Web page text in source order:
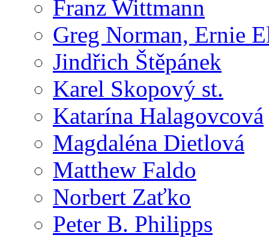
Franz Wittmann
Greg Norman, Ernie
Jindřich Štěpánek
Karel Skopový st.
Katarína Halagovcová
Magdaléna Dietlová
Matthew Faldo
Norbert Zaťko
Peter B. Philipps